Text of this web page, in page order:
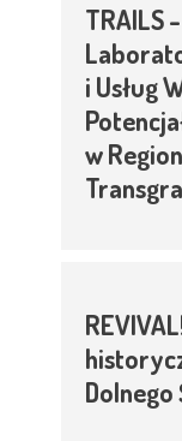
TRAILS
i Usług
w
Dolnego